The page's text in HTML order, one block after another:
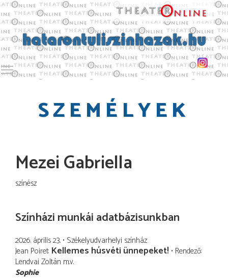
Toggle main menu visibility
SZEMÉLYEK
Mezei Gabriella
színész
Színházi munkái adatbázisunkban
2026. április 23. Székelyudvarhelyi színház
Jean Poiret Kellemes húsvéti ünnepeket! Rendező
Lendvai Zoltán m.v.
Sophie